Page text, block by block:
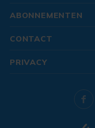
ABONNEMENTEN
CONTACT
PRIVACY